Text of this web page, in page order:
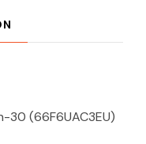
30 (66F6UAC3EU)